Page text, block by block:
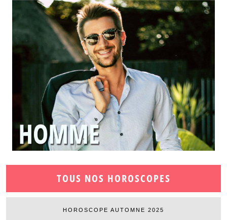
TOUS NOS HOROSCOPES
HOROSCOPE AUTOMNE 2025